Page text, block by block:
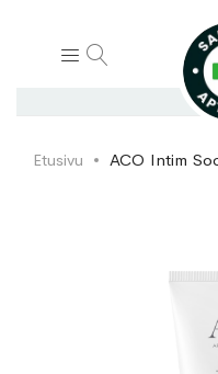
Etusivu ACO Intim